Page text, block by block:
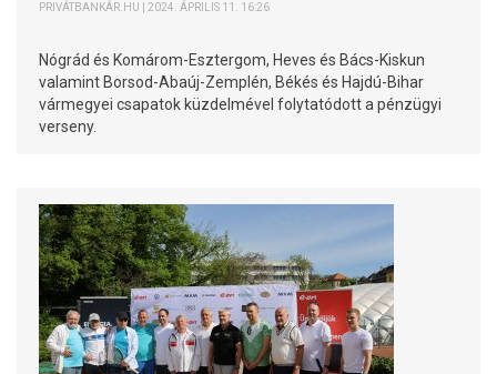
PRIVÁTBANKÁR.HU | 2024. ÁPRILIS 11. 16:26
Nógrád és Komárom-Esztergom, Heves és Bács-Kiskun
valamint Borsod-Abaúj-Zemplén, Békés és Hajdú-Bihar
vármegyei csapatok küzdelmével folytatódott a pénzügyi
verseny.